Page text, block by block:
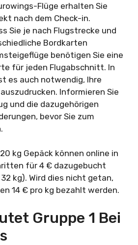
Flüge erhalten Sie
nach dem Check-in.
Sie je nach Flugstrecke und
Bordkarten
benötigen Sie eine
für jeden Flugabschnitt. In
es auch notwendig, Ihre
Informieren Sie
und die dazugehörigen
bevor Sie zum
kg Gepäck können online in
für 4 € dazugebucht
kg). Wird dies nicht getan,
14 € pro kg bezahlt werden.
Gruppe 1 Bei